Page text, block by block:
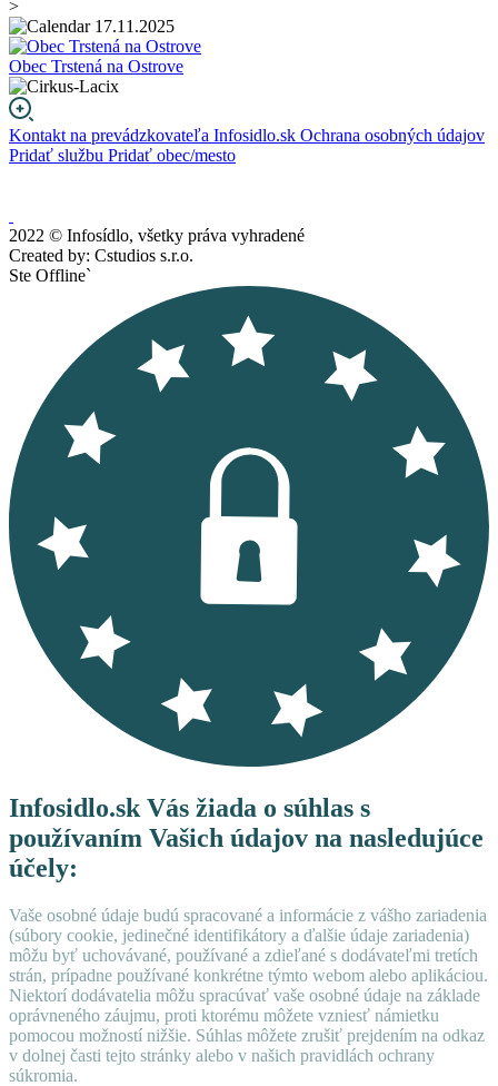
>
17.11.2025
Obec Trstená na Ostrove
Kontakt na prevádzkovateľa Infosidlo.sk Ochrana osobných údajov
Pridať službu Pridať obec/mesto
2022 © Infosídlo, všetky práva vyhradené
Created by: Cstudios s.r.o.
Ste Offline`
Infosidlo.sk Vás žiada o súhlas s
používaním Vašich údajov na nasledujúce
účely:
Vaše osobné údaje budú spracované a informácie z vášho zariadenia
(súbory cookie, jedinečné identifikátory a ďalšie údaje zariadenia)
môžu byť uchovávané, používané a zdieľané s dodávateľmi tretích
strán, prípadne používané konkrétne týmto webom alebo aplikáciou.
Niektorí dodávatelia môžu spracúvať vaše osobné údaje na základe
oprávneného záujmu, proti ktorému môžete vzniesť námietku
pomocou možností nižšie. Súhlas môžete zrušiť prejdením na odkaz
v dolnej časti tejto stránky alebo v našich pravidlách ochrany
súkromia.